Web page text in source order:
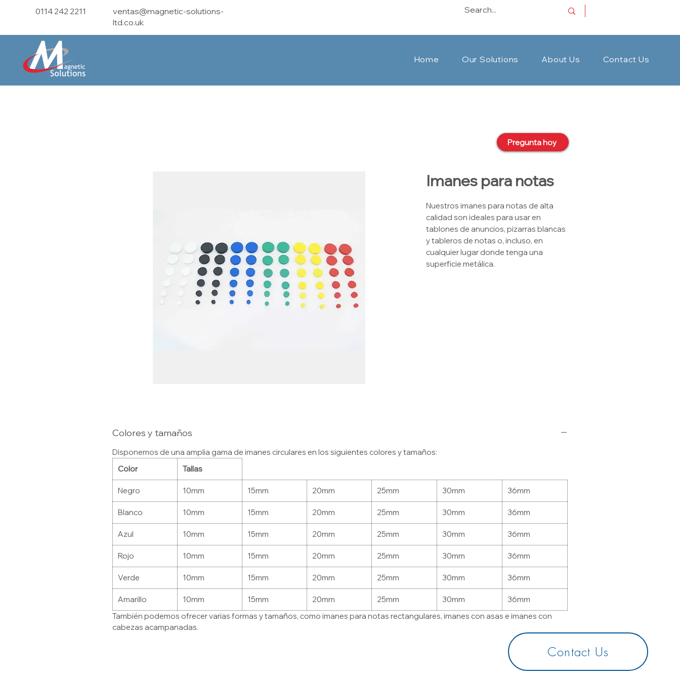
0114 242 2211
ventas@magnetic-solutions-
ltd.co.uk
Home Our Solutions About Us Contact Us
Pregunta hoy
Imanes para notas
Nuestros imanes para notas de alta
calidad son ideales para usar en
tablones de anuncios, pizarras blancas
y tableros de notas o, incluso, en
cualquier lugar donde tenga una
superficie metálica.
Colores y tamaños
Disponemos de una amplia gama de imanes circulares en los siguientes colores y tamaños:
Color
Tallas
Negro 10mm 15mm 20mm 25mm 30mm 36mm
Blanco 10mm 15mm 20mm 25mm 30mm 36mm
Azul 10mm 15mm 20mm 25mm 30mm 36mm
Rojo 10mm 15mm 20mm 25mm 30mm 36mm
Verde 10mm 15mm 20mm 25mm 30mm 36mm
Amarillo 10mm 15mm 20mm 25mm 30mm
36mm
También podemos ofrecer varias formas y tamaños, como imanes para notas rectangulares, imanes con asas e imanes con
cabezas acampanadas.
Contact Us